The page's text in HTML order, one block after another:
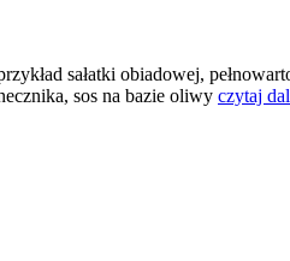
sałatki obiadowej,
sos na bazie oliwy czytaj